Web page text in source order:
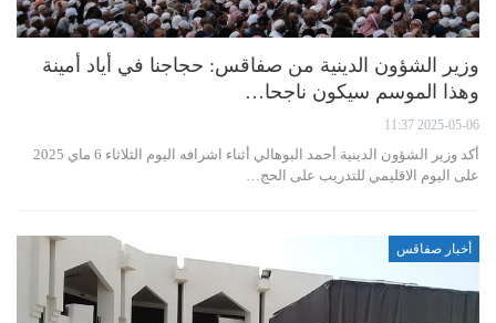
وزير الشؤون الدينية من صفاقس: حجاجنا في أياد أمينة
وهذا الموسم سيكون ناجحا…
2025-05-06 11:37
أكد وزير الشؤون الدينية أحمد البوهالي أثناء اشرافه اليوم الثلاثاء 6 ماي 2025
على اليوم الاقليمي للتدريب على الحج…
أخبار صفاقس